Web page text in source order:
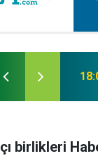
birlikleri